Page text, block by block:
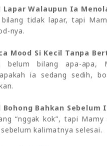
Lapar Walaupun Ia
bilang tidak lapar, tapi
nya.
Mood Si Kecil Tanpa
belum bilang apa-apa,
ia sedang sedih,
Bohong Bahkan Sebelum
“nggak kok”, tapi Mamy
kalimatnya selesai.